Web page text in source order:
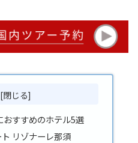
おすすめのホテル5選
リゾナーレ那須